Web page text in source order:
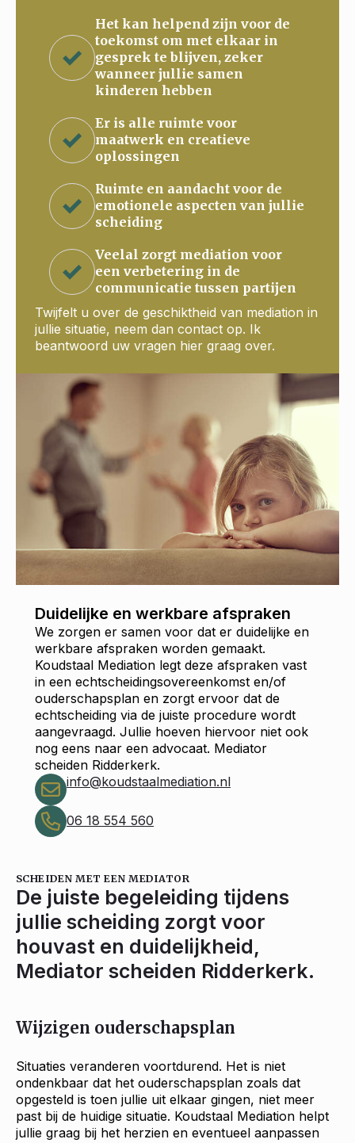
Het kan helpend zijn voor de
toekomst om met elkaar in
gesprek te blijven, zeker
wanneer jullie samen
kinderen hebben
Er is alle ruimte voor
maatwerk en creatieve
oplossingen
Ruimte en aandacht voor de
emotionele aspecten van jullie
scheiding
Veelal zorgt mediation voor
een verbetering in de
communicatie tussen partijen
Twijfelt u over de geschiktheid van mediation in
jullie situatie, neem dan contact op. Ik
beantwoord uw vragen hier graag over.
Duidelijke en werkbare afspraken
We zorgen er samen voor dat er duidelijke en
werkbare afspraken worden gemaakt.
Koudstaal Mediation legt deze afspraken vast
in een echtscheidingsovereenkomst en/of
ouderschapsplan en zorgt ervoor dat de
echtscheiding via de juiste procedure wordt
aangevraagd. Jullie hoeven hiervoor niet ook
nog eens naar een advocaat. Mediator
scheiden Ridderkerk.
info@koudstaalmediation.nl
06 18 554 560
SCHEIDEN MET EEN MEDIATOR
De juiste begeleiding tijdens
jullie scheiding zorgt voor
houvast en duidelijkheid,
Mediator scheiden Ridderkerk.
Wijzigen ouderschapsplan
Situaties veranderen voortdurend. Het is niet
ondenkbaar dat het ouderschapsplan zoals dat
opgesteld is toen jullie uit elkaar gingen, niet meer
past bij de huidige situatie. Koudstaal Mediation helpt
jullie graag bij het herzien en eventueel aanpassen